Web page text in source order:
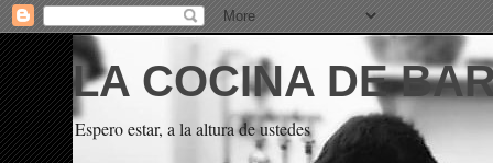
LA COCINA DE
Espero estar, a la altura de ustedes